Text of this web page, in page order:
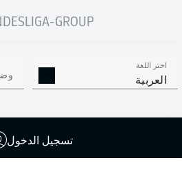
GROUP
اختر اللغة
العربية
تسجيل الدخول